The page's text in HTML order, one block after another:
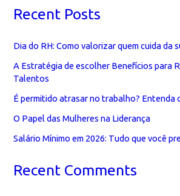
Recent Posts
Dia do RH: Como valorizar quem cuida da
A Estratégia de escolher Benefícios para
Talentos
É permitido atrasar no trabalho? Entenda
O Papel das Mulheres na Liderança
Salário Mínimo em 2026: Tudo que você
Recent Comments